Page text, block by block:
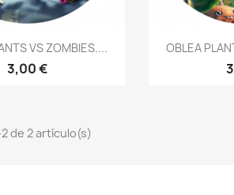
Vista rápida
VS ZOMBIES....
3,00 €

OBLEA
de 2 artículo(s)